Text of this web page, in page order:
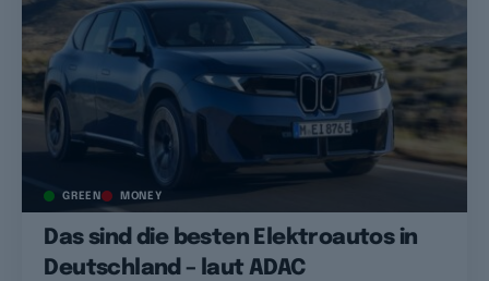
GREEN MONEY
Das sind die besten Elektroautos in
Deutschland – laut ADAC